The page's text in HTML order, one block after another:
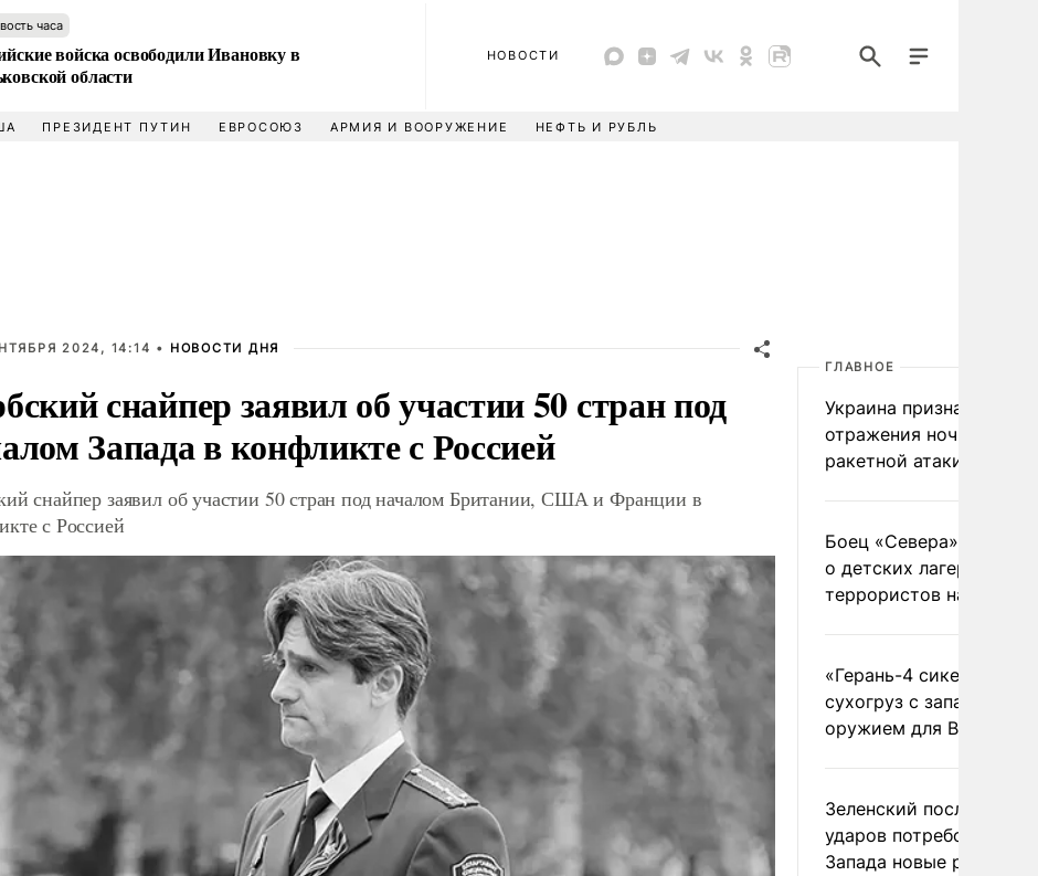
часа
войска освободили Ивановку в
области
НОВОСТИ
ПРЕЗИДЕНТ ПУТИН ЕВРОСОЮЗ АРМИЯ И ВООРУЖЕНИЕ НЕФТЬ И РУБЛЬ
2024, 14:14 • НОВОСТИ ДНЯ
снайпер заявил об участии 50 стран под
Запада в конфликте с Россией
снайпер заявил об участии 50 стран под началом Британии, США и Франции в
с Россией
ГЛАВНОЕ
Украина признала
отражения ночной
ракетной атаки
Боец «Севера»
о детских лагерях
террористов на
«Герань-4 сикер»
сухогруз с западным
оружием для ВСУ
Зеленский после
ударов потребовал у
Запада новые ракеты